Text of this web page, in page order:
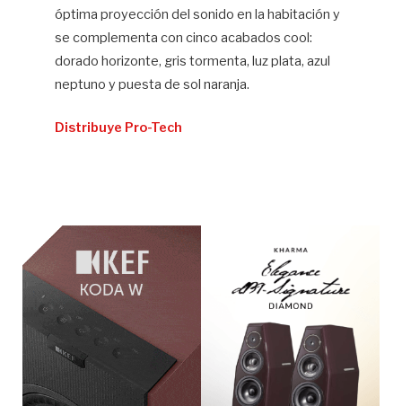
óptima proyección del sonido en la habitación y
se complementa con cinco acabados cool:
dorado horizonte, gris tormenta, luz plata, azul
neptuno y puesta de sol naranja.
Distribuye Pro-Tech